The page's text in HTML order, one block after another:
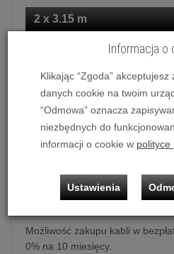
2 x 3.15 m
16
Kabel głośnikowy Audiovector
Możliwość zakupu kabli w
0% na 10 miesięcy.
Informacja o
Klikając “Zgoda”
danych cookie na twoim
“Odmowa” oznacza
niezbędnych do
informacji o cookie w polityce
Ustawienia